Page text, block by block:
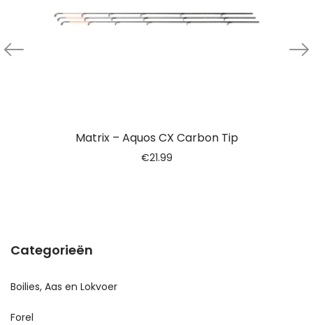
Matrix – Aquos CX Carbon Tip
€21.99
Categorieën
Boilies, Aas en Lokvoer
Forel